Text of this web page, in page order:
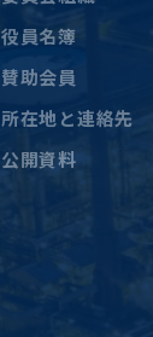
役員名簿
賛助会員
所在地と連絡先
公開資料